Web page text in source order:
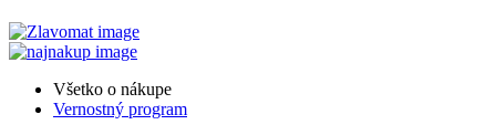
Všetko o nákupe
Vernostný program